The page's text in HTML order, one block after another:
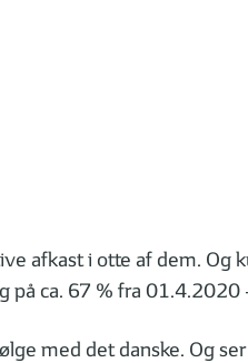
afkast i otte af dem. Og
på ca. 67 % fra
med det danske. Og